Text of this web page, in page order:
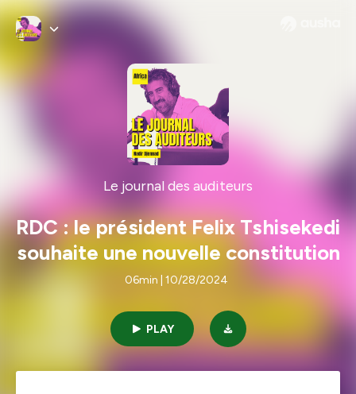
Le journal des auditeurs
RDC : le président Felix Tshisekedi
souhaite une nouvelle constitution
06min | 10/28/2024
PLAY